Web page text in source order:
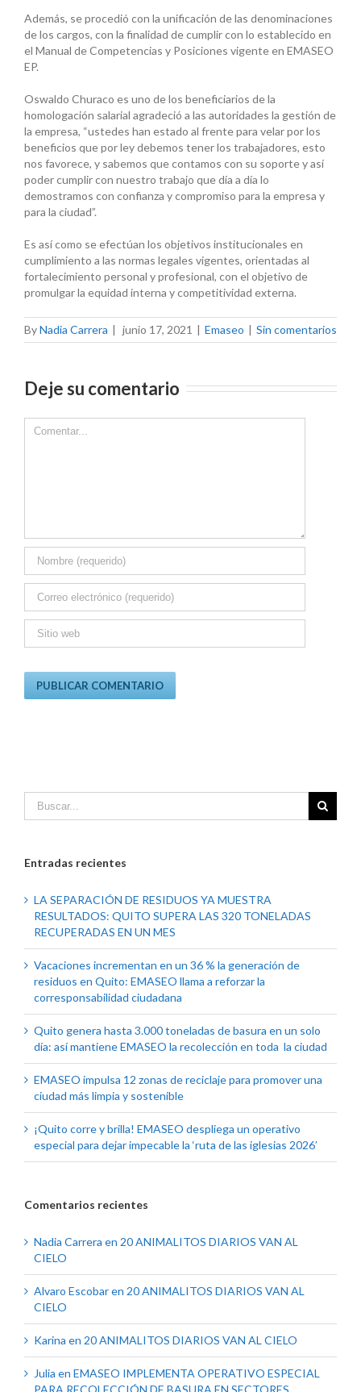
Además, se procedió con la unificación de las denominaciones
de los cargos, con la finalidad de cumplir con lo establecido en
el Manual de Competencias y Posiciones vigente en EMASEO
EP.
Oswaldo Churaco es uno de los beneficiarios de la
homologación salarial agradeció a las autoridades la gestión de
la empresa, “ustedes han estado al frente para velar por los
beneficios que por ley debemos tener los trabajadores, esto
nos favorece, y sabemos que contamos con su soporte y así
poder cumplir con nuestro trabajo que día a día lo
demostramos con confianza y compromiso para la empresa y
para la ciudad”.
Es así como se efectúan los objetivos institucionales en
cumplimiento a las normas legales vigentes, orientadas al
fortalecimiento personal y profesional, con el objetivo de
promulgar la equidad interna y competitividad externa.
ByNadia Carrera | junio 17, 2021 | Emaseo | Sin comentarios
Deje su comentario
Comment
Entradas recientes
LA SEPARACIÓN DE RESIDUOS YA MUESTRA
RESULTADOS: QUITO SUPERA LAS 320 TONELADAS
RECUPERADAS EN UN MES
Vacaciones incrementan en un 36 % la generación de
residuos en Quito: EMASEO llama a reforzar la
corresponsabilidad ciudadana
Quito genera hasta 3.000 toneladas de basura en un solo
día: así mantiene EMASEO la recolección en toda la ciudad
EMASEO impulsa 12 zonas de reciclaje para promover una
ciudad más limpia y sostenible
¡Quito corre y brilla! EMASEO despliega un operativo
especial para dejar impecable la ‘ruta de las iglesias 2026’
Comentarios recientes
Nadia Carrera en 20 ANIMALITOS DIARIOS VAN AL
CIELO
Alvaro Escobaren 20 ANIMALITOS DIARIOS VAN AL
CIELO
Karina en 20 ANIMALITOS DIARIOS VAN AL CIELO
Julia en EMASEO IMPLEMENTA OPERATIVO ESPECIAL
PARA RECOLECCIÓN DE BASURA EN SECTORES